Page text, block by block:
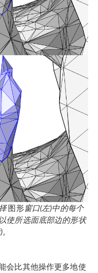
图形窗口(左)中的每个
使所选面底部边的形状
会比其他操作更多地使